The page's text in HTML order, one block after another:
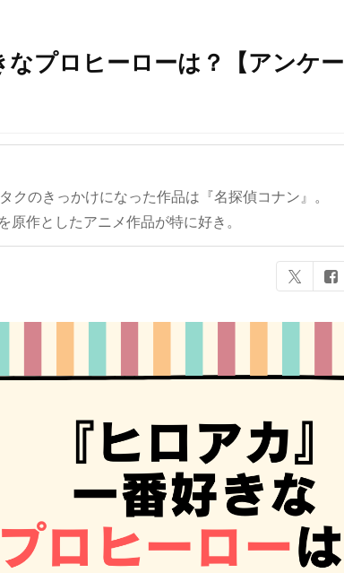
なプロヒーローは？【アンケー
クのきっかけになった作品は『名探偵コナン』。
原作としたアニメ作品が特に好き。